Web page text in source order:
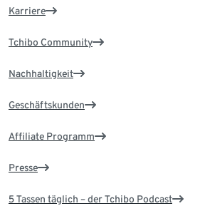
Karriere
Tchibo Community
Nachhaltigkeit
Geschäftskunden
Affiliate Programm
Presse
5 Tassen täglich – der Tchibo Podcast